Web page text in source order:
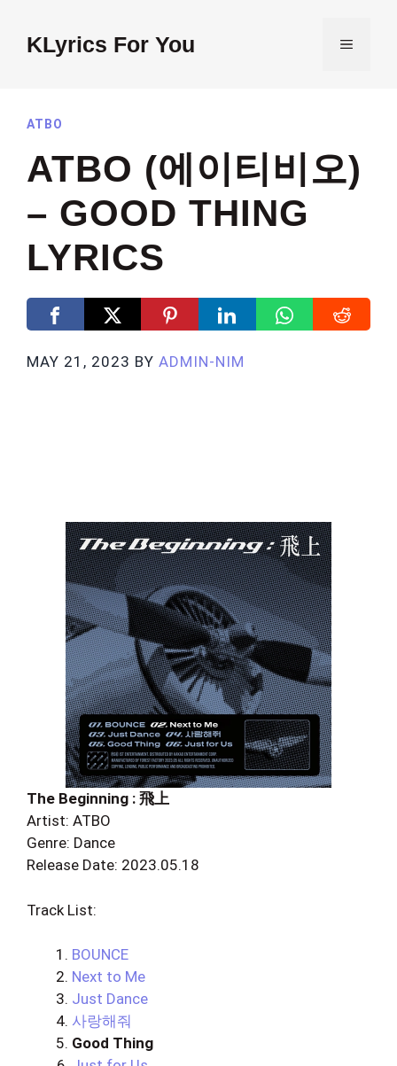
contentKLyrics For You MENU
ATBO
ATBO (에이티비오)
– GOOD THING
LYRICS
MAY 21, 2023 BY ADMIN-NIM
The Beginning : 飛上
Artist: ATBO
Genre: Dance
Release Date: 2023.05.18
Track List:
BOUNCE
Next to Me
Just Dance
사랑해줘
Good Thing